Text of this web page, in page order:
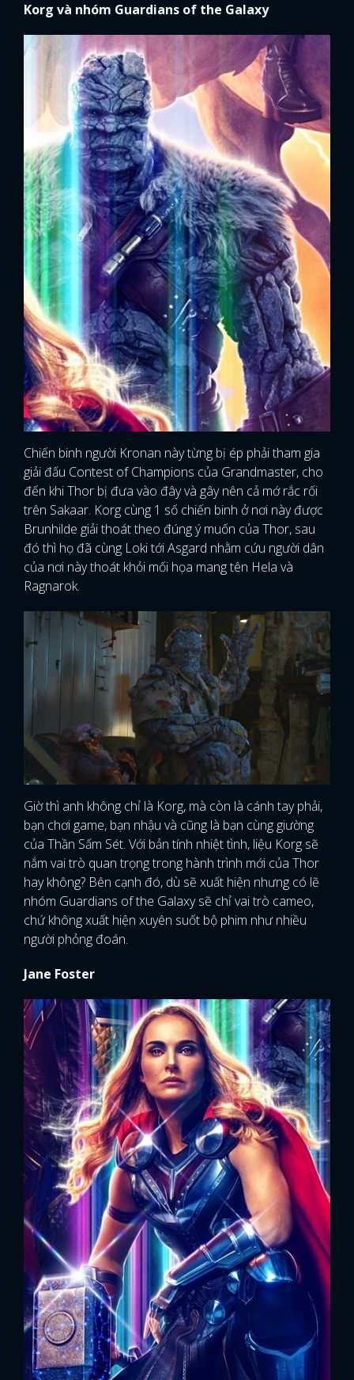
Korg và nhóm Guardians of the Galaxy
Chiến binh người Kronan này từng bị ép phải tham gia
giải đấu Contest of Champions của Grandmaster, cho
đến khi Thor bị đưa vào đây và gây nên cả mớ rắc rối
trên Sakaar. Korg cùng 1 số chiến binh ở nơi này được
Brunhilde giải thoát theo đúng ý muốn của Thor, sau
đó thì họ đã cùng Loki tới Asgard nhằm cứu người dân
của nơi này thoát khỏi mối họa mang tên Hela và
Ragnarok.
Giờ thì anh không chỉ là Korg, mà còn là cánh tay phải,
bạn chơi game, bạn nhậu và cũng là bạn cùng giường
của Thần Sấm Sét. Với bản tính nhiệt tình, liệu Korg sẽ
nắm vai trò quan trọng trong hành trình mới của Thor
hay không? Bên cạnh đó, dù sẽ xuất hiện nhưng có lẽ
nhóm Guardians of the Galaxy sẽ chỉ vai trò cameo,
chứ không xuất hiện xuyên suốt bộ phim như nhiều
người phỏng đoán.
Jane Foster